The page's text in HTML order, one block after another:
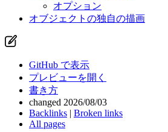
オプション
オブジェクトの独自の描画
GitHub で表示
プレビューを開く
書き方
changed 2026/08/03
Backlinks | Broken links
All pages